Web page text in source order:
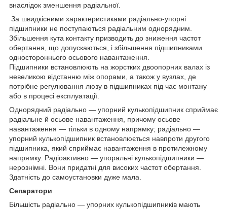
внаслідок зменшення радіальної.
За швидкісними характеристиками радіально-упорні
підшипники не поступаються радіальним однорядним.
Збільшення кута контакту призводить до зниження частот
обертання, що допускаються, і збільшення підшипниками
одностороннього осьового навантаження.
Підшипники встановлюють на жорстких двоопорних валах із
невеликою відстанню між опорами, а також у вузлах, де
потрібне регулювання люзу в підшипниках під час монтажу
або в процесі експлуатації.
Однорядний радіально — упорний кулькопідшипник сприймає
радіальне й осьове навантаження, причому осьове
навантаження — тільки в одному напрямку; радіально —
упорний кулькопідшипник встановлюється навпроти другого
підшипника, який сприймає навантаження в протилежному
напрямку. Радіоактивно — упоральні кулькопідшипники —
нерознімні. Вони придатні для високих частот обертання.
Здатність до самоустановки дуже мала.
Сепаратори
Більшість радіально — упорних кулькопідшипників мають